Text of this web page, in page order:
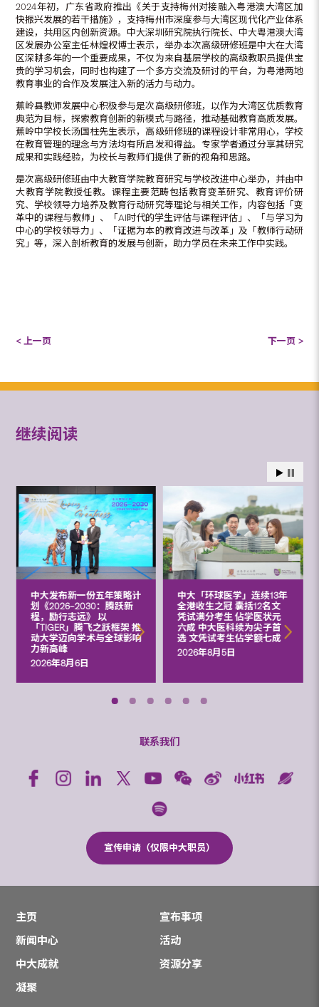
2024年初，广东省政府推出《关于支持梅州对接融入粤港澳大湾区加
快振兴发展的若干措施》，支持梅州市深度参与大湾区现代化产业体系
建设，共用区内创新资源。中大深圳研究院执行院长、中大粤港澳大湾
区发展办公室主任林煌权博士表示，举办本次高级研修班是中大在大湾
区深耕多年的一个重要成果，不仅为来自基层学校的高级教职员提供宝
贵的学习机会，同时也构建了一个多方交流及研讨的平台，为粤港两地
教育事业的合作及发展注入新的活力与动力。
蕉岭县教师发展中心积极参与是次高级研修班，以作为大湾区优质教育
典范为目标，探索教育创新的新模式与路径，推动基础教育高质发展。
蕉岭中学校长汤国柱先生表示，高级研修班的课程设计非常用心，学校
在教育管理的理念与方法均有所启发和得益。专家学者通过分享其研究
成果和实践经验，为校长与教师们提供了新的视角和思路。
是次高级研修班由中大教育学院教育研究与学校改进中心举办，并由中
大教育学院教授任教。课程主要范畴包括教育变革研究、教育评价研
究、学校领导力培养及教育行动研究等理论与相关工作，内容包括「变
革中的课程与教师」、「AI时代的学生评估与课程评估」、「与学习为
中心的学校领导力」、「证据为本的教育改进与改革」及「教师行动研
究」等，深入剖析教育的发展与创新，助力学员在未来工作中实践。
< 上一页 下一页 >
继续阅读
中大发布新一份五年策略计
划《2026‒2030：腾跃新
程，励行志远》 以
「TIGER」腾飞之跃框架 推
动大学迈向学术与全球影响
力新高峰
2026年8月6日
中大「环球医学」连续13年
全港收生之冠 囊括12名文
凭试满分考生 佔学医状元
六成 中大医科续为尖子首
选 文凭试考生佔学额七成
2026年8月5日
联系我们
宣传申请（仅限中大职员）
主页
宣布事项
新闻中心
活动
中大成就
资源分享
凝聚